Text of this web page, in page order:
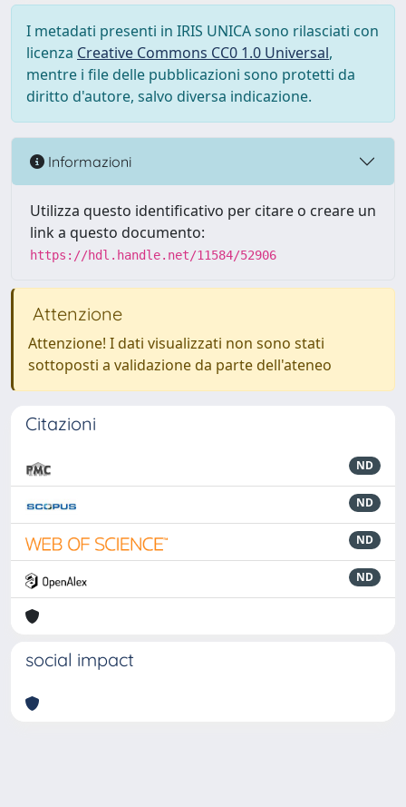
I metadati presenti in IRIS UNICA sono rilasciati con
licenza Creative Commons CC0 1.0 Universal,
mentre i file delle pubblicazioni sono protetti da
diritto d'autore, salvo diversa indicazione.
Informazioni
Utilizza questo identificativo per citare o creare un
link a questo documento:
https://hdl.handle.net/11584/52906
Attenzione
Attenzione! I dati visualizzati non sono stati
sottoposti a validazione da parte dell'ateneo
Citazioni
ND
ND
ND
ND
social impact